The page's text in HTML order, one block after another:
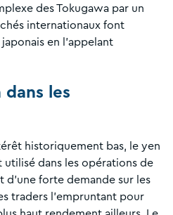
des Tokugawa par un
internationaux font
en l'appelant
les
historiquement bas, le yen
dans les opérations de
d'une forte demande sur les
traders l'empruntant pour